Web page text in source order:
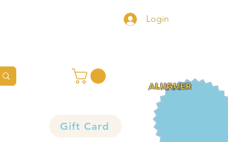
Login
ALUGUER
Gift Card